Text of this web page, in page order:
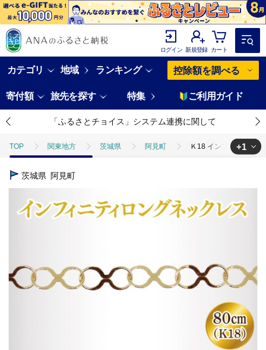
ログイン 新規登録 カート
カテゴリ 地域 ランキング 控除額を調べる
寄付額 旅先を探す 特集 ご利用ガイド
「ふるさとチョイス」システム連携に関して
TOP 関東地方 茨城県 阿見町 Ｋ18 インフィニティ
TOP
+1
茨城県 阿見町